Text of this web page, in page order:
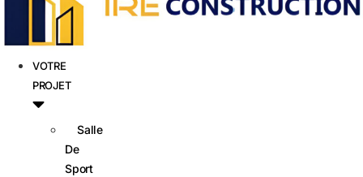
VOTRE
PROJET
Salle
De
Sport